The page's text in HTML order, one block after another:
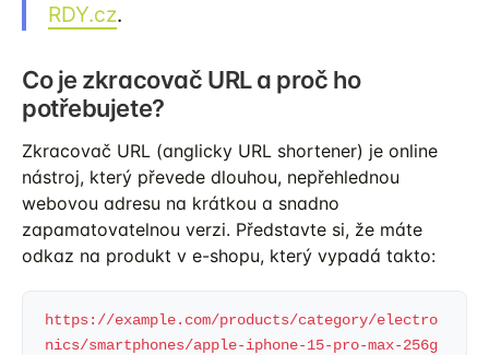
RDY.cz.
Co je zkracovač URL a proč ho
potřebujete?
Zkracovač URL (anglicky URL shortener) je online
nástroj, který převede dlouhou, nepřehlednou
webovou adresu na krátkou a snadno
zapamatovatelnou verzi. Představte si, že máte
odkaz na produkt v e-shopu, který vypadá takto:
https://example.com/products/category/electro
nics/smartphones/apple-iphone-15-pro-max-256g